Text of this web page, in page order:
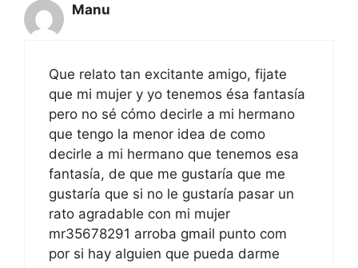
Manu
Que relato tan excitante amigo, fijate
que mi mujer y yo tenemos ésa fantasía
pero no sé cómo decirle a mi hermano
que tengo la menor idea de como
decirle a mi hermano que tenemos esa
fantasía, de que me gustaría que me
gustaría que si no le gustaría pasar un
rato agradable con mi mujer
mr35678291 arroba gmail punto com
por si hay alguien que pueda darme